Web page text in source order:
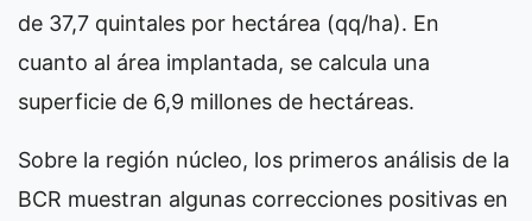
de 37,7 quintales por hectárea (qq/ha). En
cuanto al área implantada, se calcula una
superficie de 6,9 millones de hectáreas.
Sobre la región núcleo, los primeros análisis de la
BCR muestran algunas correcciones positivas en